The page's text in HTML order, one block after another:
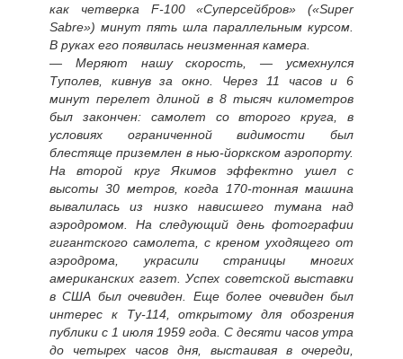
как четверка F-100 «Суперсейбров» («Super
Sabre») минут пять шла параллельным курсом.
В руках его появилась неизменная камера.
— Меряют нашу скорость, — усмехнулся
Туполев, кивнув за окно. Через 11 часов и 6
минут перелет длиной в 8 тысяч километров
был закончен: самолет со второго круга, в
условиях ограниченной видимости был
блестяще приземлен в нью-йоркском аэропорту.
На второй круг Якимов эффектно ушел с
высоты 30 метров, когда 170-тонная машина
вывалилась из низко нависшего тумана над
аэродромом. На следующий день фотографии
гигантского самолета, с креном уходящего от
аэродрома, украсили страницы многих
американских газет. Успех советской выставки
в США был очевиден. Еще более очевиден был
интерес к Ту-114, открытому для обозрения
публики с 1 июля 1959 года. С десяти часов утра
до четырех часов дня, выстаивая в очереди,